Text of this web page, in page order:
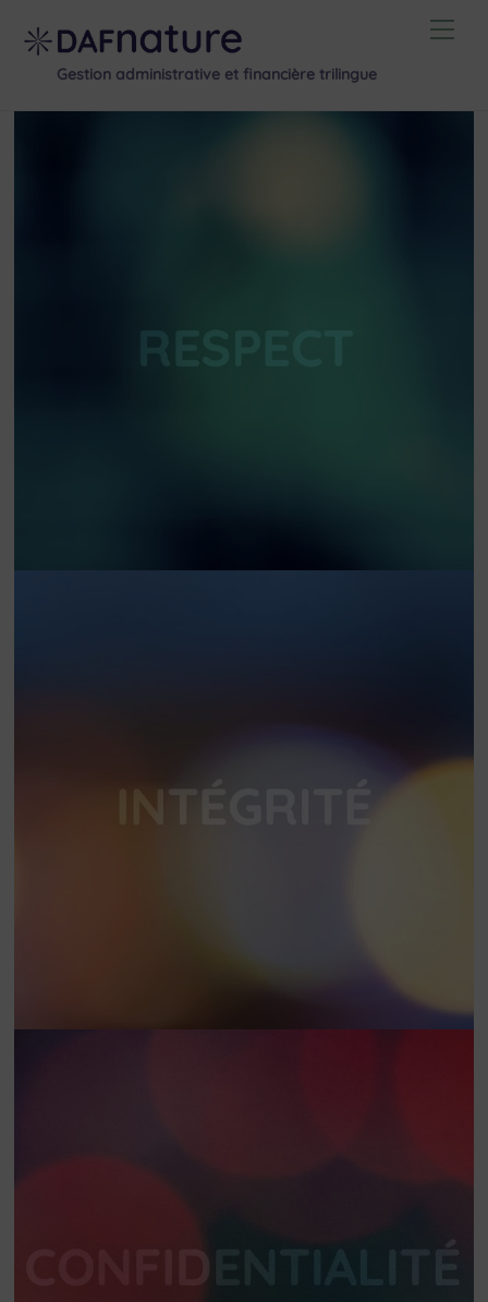
content
Gestion administrative et financière trilingue